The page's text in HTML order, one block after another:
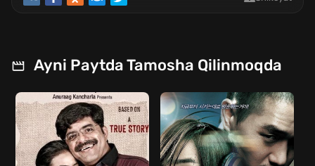
Ayni Paytda Tamosha Qilinmoqda